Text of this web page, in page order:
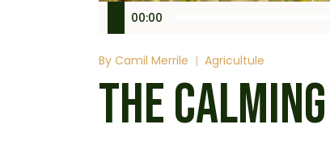
Audio
Player
00:00
By Camil Merrile Agricultule
THE